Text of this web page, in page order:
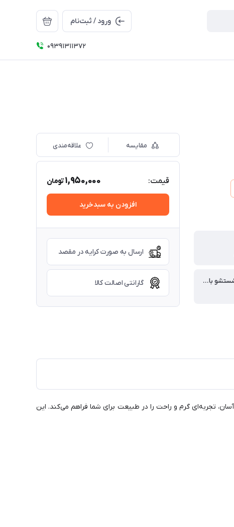
ورود / ثبت‌نام
09391311372
قابلیت شستشو با لباسشویی
مقایسه علاقه‌مندی
قیمت: 1,950,000تومان
افزودن به سبدخرید
ارسال به صورت کرایه در مقصد
گارانتی اصالت کالا
تجربه‌ای گرم و راحت را در طبیعت برای شما فراهم می‌کند. این